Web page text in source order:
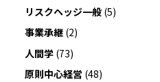
リスクヘッジ一般 (5)
事業承継 (2)
人間学 (73)
原則中心経営 (48)